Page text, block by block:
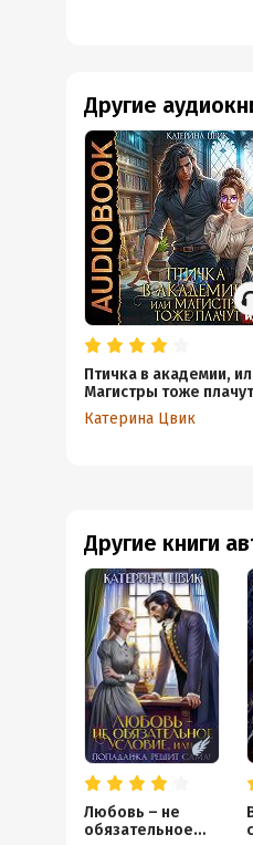
Другие книги
Любовь – не
обязательное
Другие
Птичка в академии,
Магистры тоже
Книга 1
Катерина Цвик